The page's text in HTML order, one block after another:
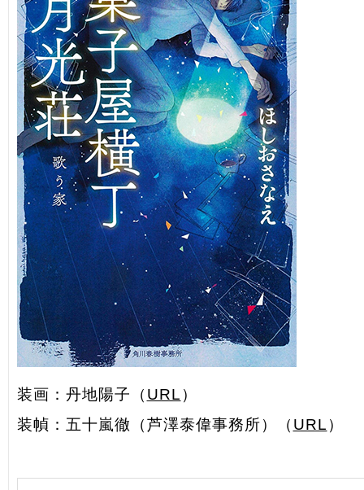
装画：丹地陽子（ URL ）
装幀：五十嵐徹（芦澤泰偉事務所）（ URL ）